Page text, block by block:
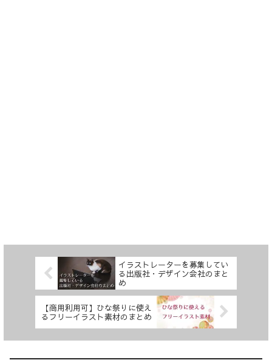
イラストレーターを募集してい
る出版社・デザイン会社のまと
め
【商用利用可】ひな祭りに使え
るフリーイラスト素材のまとめ